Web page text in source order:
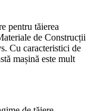
pentru tăierea
de Construcții
Cu caracteristici de
mașină este mult